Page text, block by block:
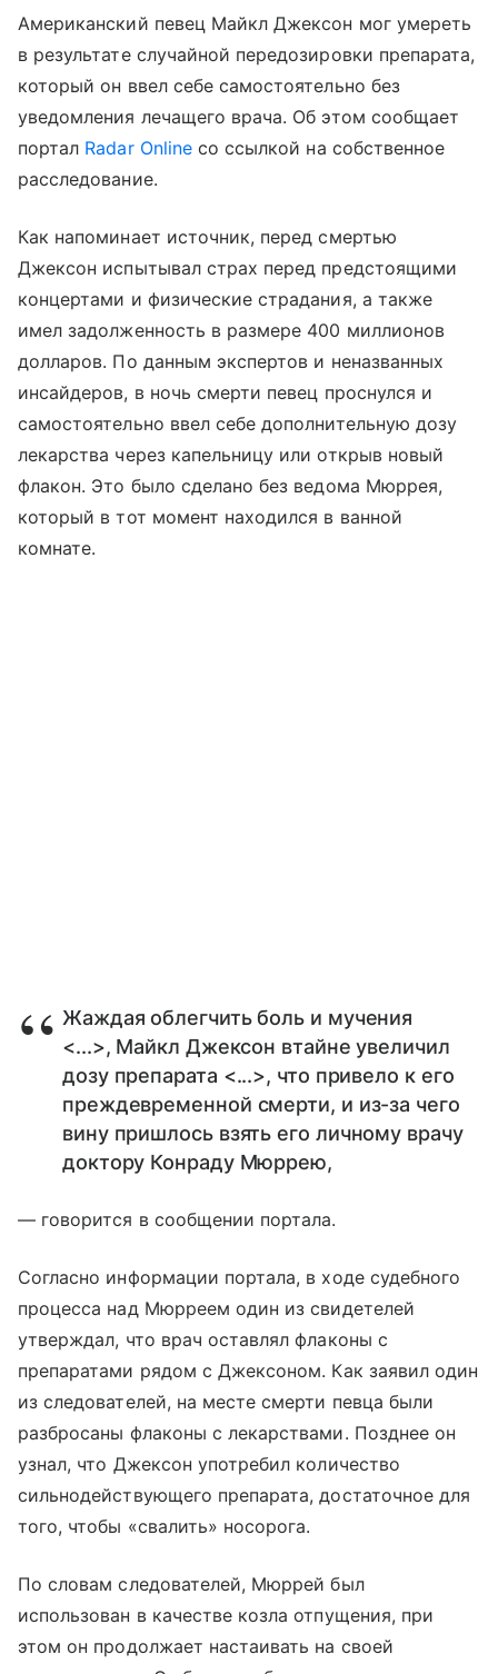
Американский певец Майкл Джексон мог умереть
в результате случайной передозировки препарата,
который он ввел себе самостоятельно без
уведомления лечащего врача. Об этом сообщает
портал Radar Onlineсо ссылкой на собственное
расследование.
Как напоминает источник, перед смертью
Джексон испытывал страх перед предстоящими
концертами и физические страдания, а также
имел задолженность в размере 400 миллионов
долларов. По данным экспертов и неназванных
инсайдеров, в ночь смерти певец проснулся и
самостоятельно ввел себе дополнительную дозу
лекарства через капельницу или открыв новый
флакон. Это было сделано без ведома Мюррея,
который в тот момент находился в ванной
комнате.
Жаждая облегчить боль и мучения
<...>, Майкл Джексон втайне увеличил
дозу препарата <...>, что привело к его
преждевременной смерти, и из-за чего
вину пришлось взять его личному врачу
доктору Конраду Мюррею,
— говорится в сообщении портала.
Согласно информации портала, в ходе судебного
процесса над Мюрреем один из свидетелей
утверждал, что врач оставлял флаконы с
препаратами рядом с Джексоном. Как заявил один
из следователей, на месте смерти певца были
разбросаны флаконы с лекарствами. Позднее он
узнал, что Джексон употребил количество
сильнодействующего препарата, достаточное для
того, чтобы «свалить» носорога.
По словам следователей, Мюррей был
использован в качестве козла отпущения, при
этом он продолжает настаивать на своей